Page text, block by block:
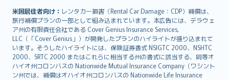
米国居住者向け： レンタカー損害（Rental Car Damage：CDP）補償は、
旅行補償プランの一部として組み込まれています。本広告には、デラウェ
ア州の有限責任会社である Cover Genius Insurance Services,
LLC（「Cover Genius」）が開発したプランのハイライトが盛り込まれて
います。そうしたハイライトには、保険証券書式 NSIGTC 2000、NSHTC
2000、SRTC 2000 またはこれらに相当する州の書式に該当する、同等オ
ハイオ州コロンバスの Nationwide Mutual Insurance Company（ワシント
ン州では、補償はオハイオ州コロンバスの Nationwide Life Insurance
български
català
Hrvatski
eesti
Ελληνικά